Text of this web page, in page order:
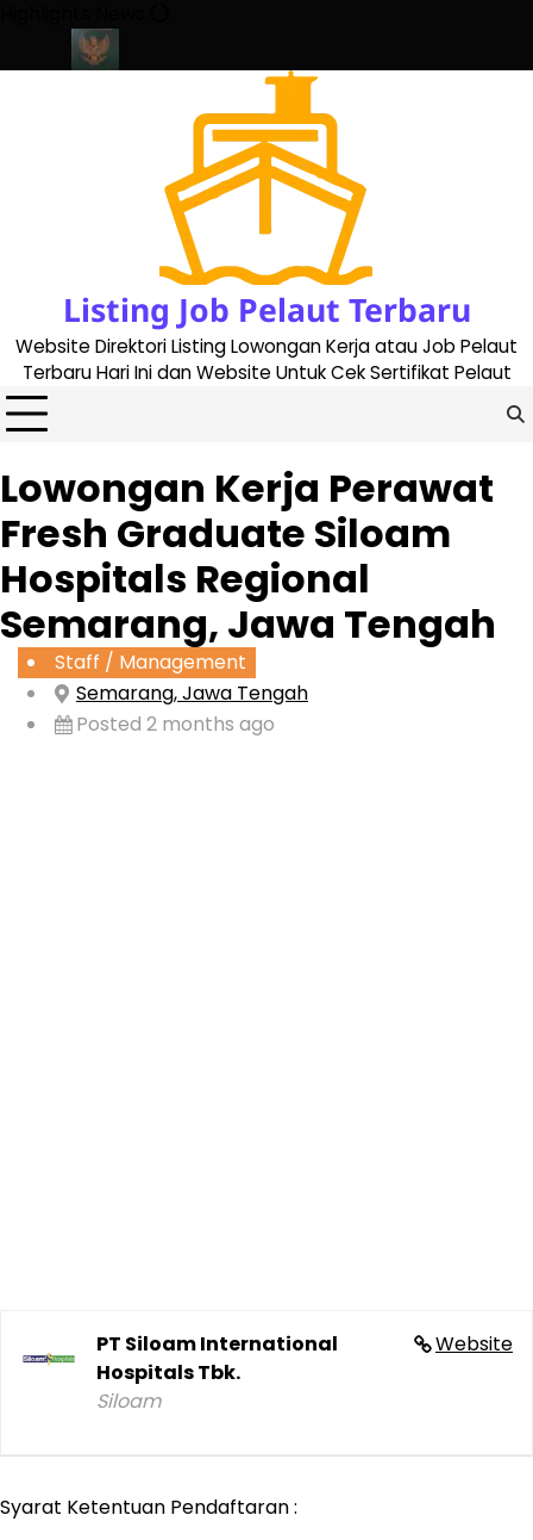
content
Listing Job Pelaut Terbaru
Website Direktori Listing Lowongan Kerja atau Job Pelaut
Terbaru Hari Ini dan Website Untuk Cek Sertifikat Pelaut
Lowongan Kerja Perawat
Fresh Graduate Siloam
Hospitals Regional
Semarang, Jawa Tengah
Staff / Management
Semarang, Jawa Tengah
Posted 2 months ago
Website
PT Siloam International
Hospitals Tbk.
Siloam
Syarat Ketentuan Pendaftaran :